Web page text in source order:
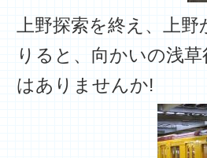
上野探索を終え、上
りると、向かいの浅
はありませんか!